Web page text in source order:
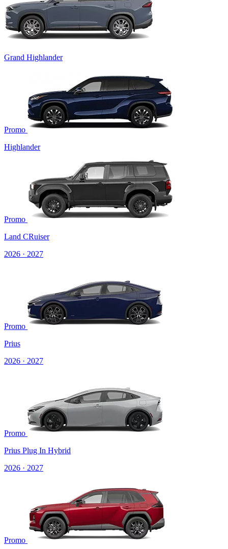
Grand Highlander
Promo
Highlander
Promo
Land CRuiser
2026 · 2027
Promo
Prius
2026 · 2027
Promo
Prius Plug In Hybrid
2026 · 2027
Promo